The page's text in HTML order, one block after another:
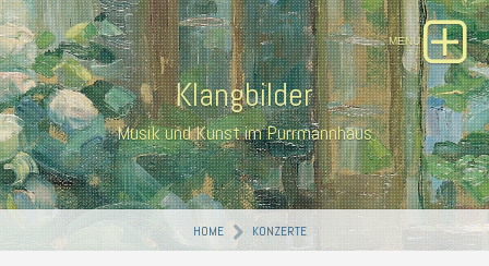
Klangbilder
Musik und Kunst im Purrmannhaus
HOME KONZERTE